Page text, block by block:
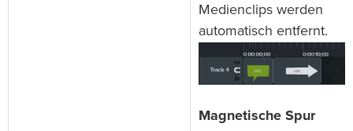
Medienclips werden
automatisch entfernt.
Magnetische Spur